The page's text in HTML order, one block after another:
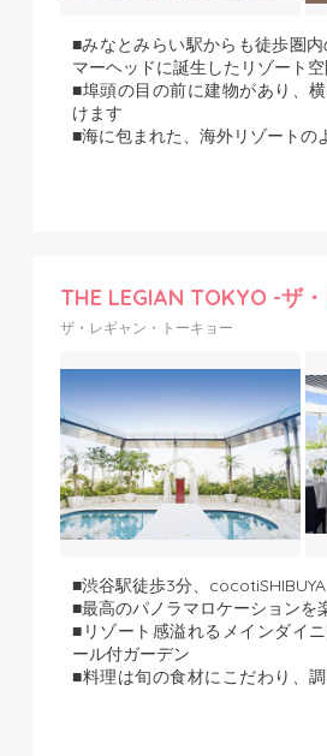
■みなとみらい駅からも徒歩圏
マーヘッドに誕生したリゾート
■埠頭の目の前に建物があり、
けます
■海に包まれた、海外リゾートの
THE LEGIAN TOKYO -ザ
ザ・レギャン・トーキョー
■渋谷駅徒歩3分、
■最高のパノラマロケーションを
■リゾート感溢れるメインダイ
ール付ガーデン
■料理は旬の食材にこだわり、